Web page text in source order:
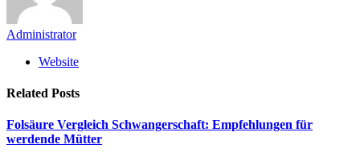
Administrator
Website
Related Posts
Folsäure Vergleich Schwangerschaft: Empfehlungen für
werdende Mütter